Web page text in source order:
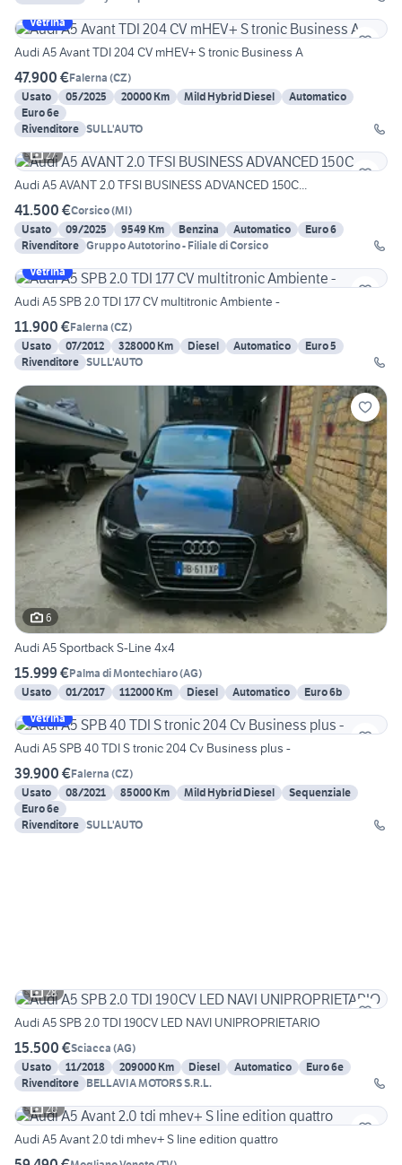
Vetrina
Audi A5 Avant TDI 204 CV mHEV+ S tronic Business A
47.900 €Falerna (CZ)
Usato
05/2025 20000 Km Mild Hybrid Diesel
Automatico
Euro 6e
Rivenditore SULL'AUTO
27
Audi A5 AVANT 2.0 TFSI BUSINESS ADVANCED 150C...
41.500 €Corsico(MI)
Usato
09/2025 9549 Km Benzina Automatico
Euro 6
Rivenditore Gruppo Autotorino - Filiale di Corsico
Vetrina
Audi A5 SPB 2.0 TDI 177 CV multitronic Ambiente -
11.900 €Falerna (CZ)
Usato
07/2012 328000 Km Diesel Automatico
Euro 5
Rivenditore SULL'AUTO
6
Audi A5 Sportback S-Line 4x4
15.999 €Palma di Montechiaro(AG)
Usato
01/2017 112000 Km Diesel Automatico
Euro 6b
Vetrina
Audi A5 SPB 40 TDI S tronic 204 Cv Business plus -
39.900 €Falerna (CZ)
Usato
08/2021 85000 Km Mild Hybrid Diesel
Sequenziale
Euro 6e
Rivenditore SULL'AUTO
28
Audi A5 SPB 2.0 TDI 190CV LED NAVI UNIPROPRIETARIO
15.500 €Sciacca (AG)
Usato
11/2018 209000 Km Diesel Automatico
Euro 6e
Rivenditore BELLAVIA MOTORS S.R.L.
20
Audi A5 Avant 2.0 tdi mhev+ S line edition quattro